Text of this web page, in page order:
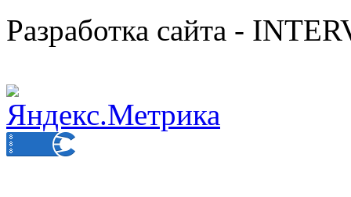
Разработка сайта -